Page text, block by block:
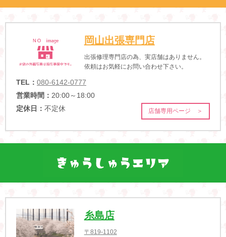
岡山出張専門店
出張修理専門店の為、実店舗はありません。
依頼はお気軽にお問い合わせ下さい。
TEL： 080-6142-0777
営業時間： 20:00～18:00
定休日： 不定休 店舗専用ページ ＞
糸島店
〒819-1102